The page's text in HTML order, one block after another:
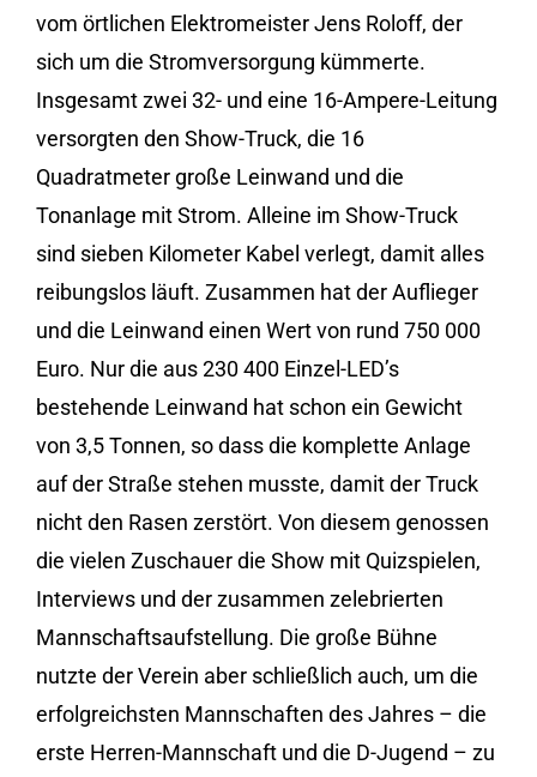
vom örtlichen Elektromeister Jens Roloff, der
sich um die Stromversorgung kümmerte.
Insgesamt zwei 32- und eine 16-Ampere-Leitung
versorgten den Show-Truck, die 16
Quadratmeter große Leinwand und die
Tonanlage mit Strom. Alleine im Show-Truck
sind sieben Kilometer Kabel verlegt, damit alles
reibungslos läuft. Zusammen hat der Auflieger
und die Leinwand einen Wert von rund 750 000
Euro. Nur die aus 230 400 Einzel-LED’s
bestehende Leinwand hat schon ein Gewicht
von 3,5 Tonnen, so dass die komplette Anlage
auf der Straße stehen musste, damit der Truck
nicht den Rasen zerstört. Von diesem genossen
die vielen Zuschauer die Show mit Quizspielen,
Interviews und der zusammen zelebrierten
Mannschaftsaufstellung. Die große Bühne
nutzte der Verein aber schließlich auch, um die
erfolgreichsten Mannschaften des Jahres – die
erste Herren-Mannschaft und die D-Jugend – zu